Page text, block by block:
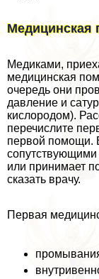
Медицинская
Медиками,
медицинская
очередь они
давление и
кислородом).
перечислите
первой помощи.
сопутствующими
или принимает
сказать врачу.
Первая